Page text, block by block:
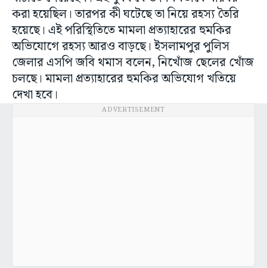
করা হয়েছিল। তারপর কী ঘটেছে তা নিয়ে রহস্য তৈরি
হয়েছে। এই পরিস্থিতিতে মামলা প্রত্যাহারের হুমকির
অভিযোগে রহস্য আরও বাড়ছে। ইসলামপুর পুলিস
জেলার এসপি জবি থমাস বলেন, নিখোঁজ ছেলের খোঁজ
চলছে। মামলা প্রত্যাহারের হুমকির অভিযোগ খতিয়ে
দেখা হবে।
ADVERTISEMENT